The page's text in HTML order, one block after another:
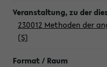
230012 Methoden der
(S)